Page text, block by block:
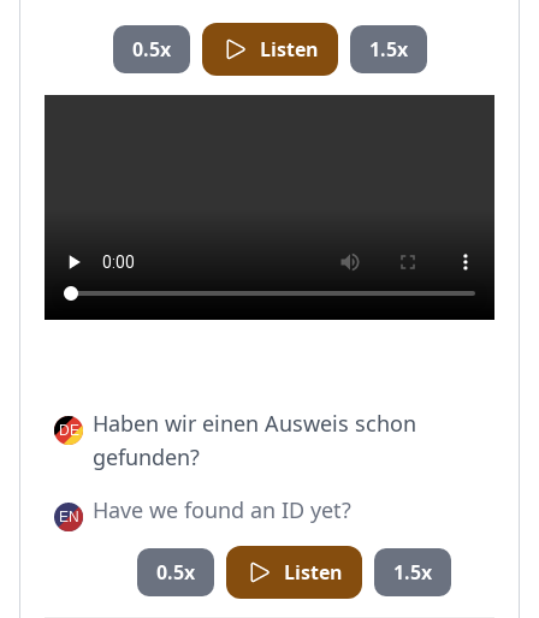
0.5x Listen 1.5x
Haben wir einen Ausweis schon
gefunden?
Have we found an ID yet?
0.5x Listen 1.5x